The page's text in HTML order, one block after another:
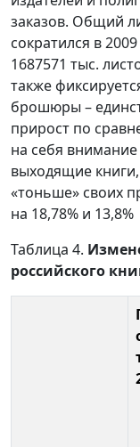
заказов. Общий
сократился в
1687571 тыс.
также
брошюры –
прирост по
на себя
выходящие
«тоньше» своих
на 18,78% и 13,8%
Таблица 4.
российского